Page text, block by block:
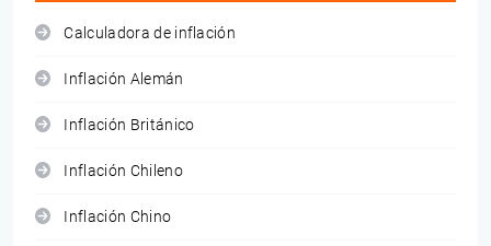
Calculadora de inflación
Inflación Alemán
Inflación Británico
Inflación Chileno
Inflación Chino